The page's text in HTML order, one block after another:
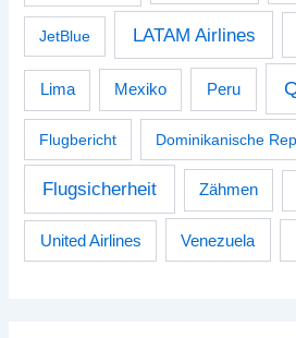
JetBlue LATAM Airlines
Lima Mexiko Peru
Flugbericht Dominikanische
Flugsicherheit Zähmen
United Airlines Venezuela